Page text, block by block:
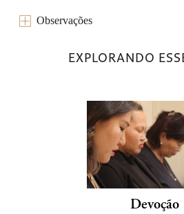
Observações
EXPLORANDO
Devoção